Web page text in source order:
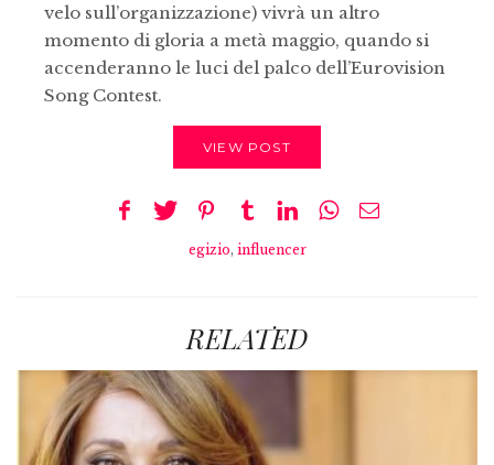
velo sull’organizzazione) vivrà un altro
momento di gloria a metà maggio, quando si
accenderanno le luci del palco dell’Eurovision
Song Contest.
VIEW POST
egizio, influencer
RELATED